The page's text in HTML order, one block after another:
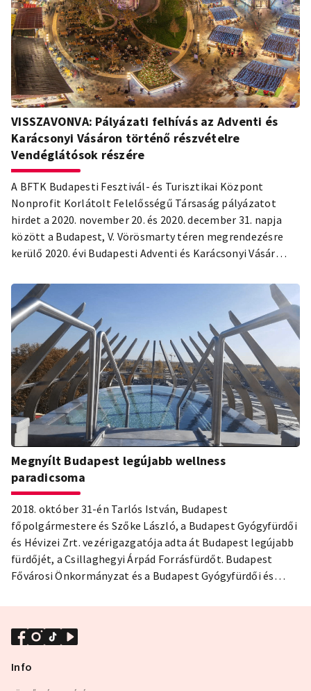
VISSZAVONVA: Pályázati felhívás az Adventi és
Karácsonyi Vásáron történő részvételre
Vendéglátósok részére
A BFTK Budapesti Fesztivál- és Turisztikai Központ
Nonprofit Korlátolt Felelősségű Társaság pályázatot
hirdet a 2020. november 20. és 2020. december 31. napja
között a Budapest, V. Vörösmarty téren megrendezésre
kerülő 2020. évi Budapesti Adventi és Karácsonyi Vásár
Megnyílt Budapest legújabb wellness
paradicsoma
2018. október 31-én Tarlós István, Budapest
főpolgármestere és Szőke László, a Budapest Gyógyfürdői
és Hévizei Zrt. vezérigazgatója adta át Budapest legújabb
fürdőjét, a Csillaghegyi Árpád Forrásfürdőt. Budapest
Fővárosi Önkormányzat és a Budapest Gyógyfürdői és
bővítés során egy, több mint 7.800 m2 területű fedett
fürdőépület jött létre, melyben 12 új medence kapott
helyet.
Info